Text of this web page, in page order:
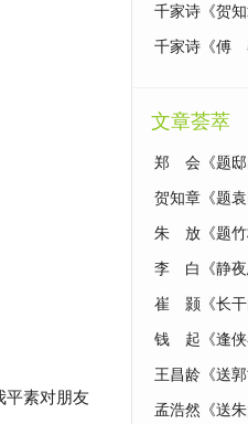
平素对朋友
千家诗《贺
千家诗《傅
文章荟萃
郑 会《题邸
什么思想情感
贺知章《题
达什么思想情
朱 放《题竹
什么思想情感
李 白《静夜
么思想情感？
崔 颢《长干
么思想情感？
钱 起《逢侠
么思想情感？
王昌龄《送
什么思想情感
孟浩然《送